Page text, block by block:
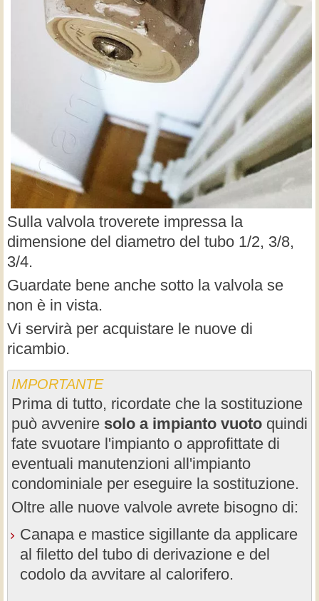
Sulla valvola troverete impressa la
dimensione del diametro del tubo 1/2, 3/8,
3/4.
Guardate bene anche sotto la valvola se
non è in vista.
Vi servirà per acquistare le nuove di
ricambio.
IMPORTANTE
Prima di tutto, ricordate che la sostituzione
può avvenire solo a impianto vuoto quindi
fate svuotare l'impianto o approfittate di
eventuali manutenzioni all'impianto
condominiale per eseguire la sostituzione.
Oltre alle nuove valvole avrete bisogno di:
Canapa e mastice sigillante da applicare
al filetto del tubo di derivazione e del
codolo da avvitare al calorifero.